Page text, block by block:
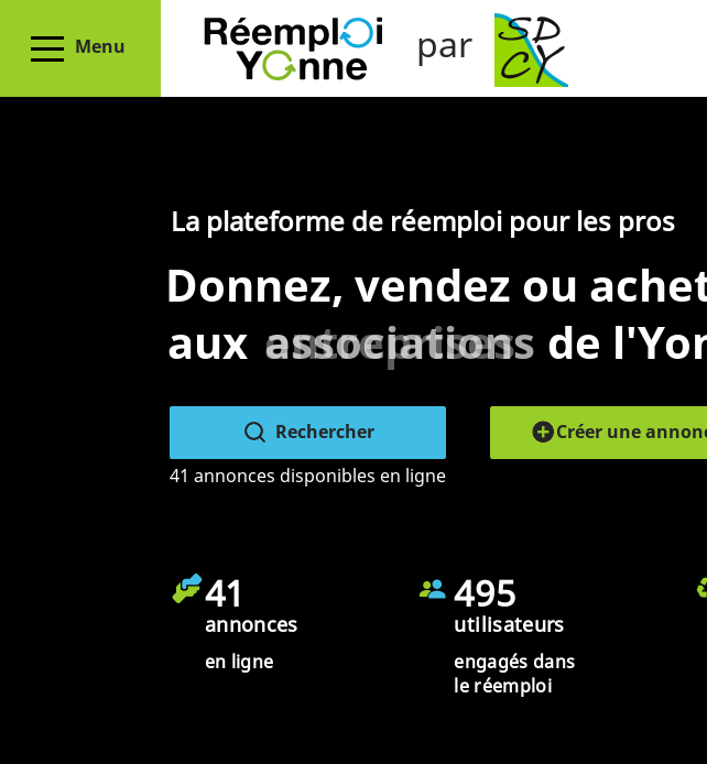
Menu par
La plateforme de réemploi pour les pros
Donnez, vendez ou
aux entreprises
collectivités
associations de
Rechercher
41 annonces disponibles en ligne
Créer une
41
annonces
en ligne
495
utilisateurs
engagés dans
le réemploi